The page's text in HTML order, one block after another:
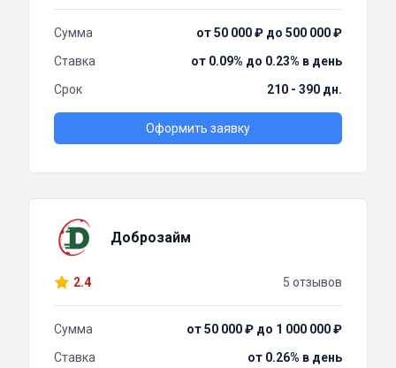
Сумма
от 50 000 ₽ до 500 000 ₽
Ставка
от 0.09% до 0.23% в день
Срок
210 - 390 дн.
Оформить заявку
Доброзайм
2.4 5 отзывов
Сумма
от 50 000 ₽ до 1 000 000 ₽
Ставка
от 0.26% в день